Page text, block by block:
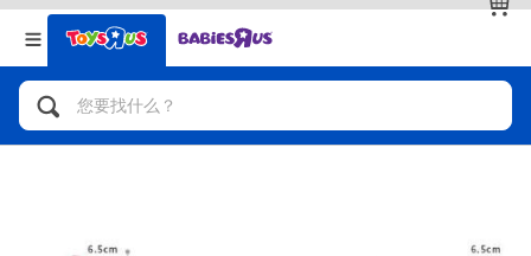
返回
分类目录
人气英雄，角色扮演，射击玩具
返回
品牌
查看全部